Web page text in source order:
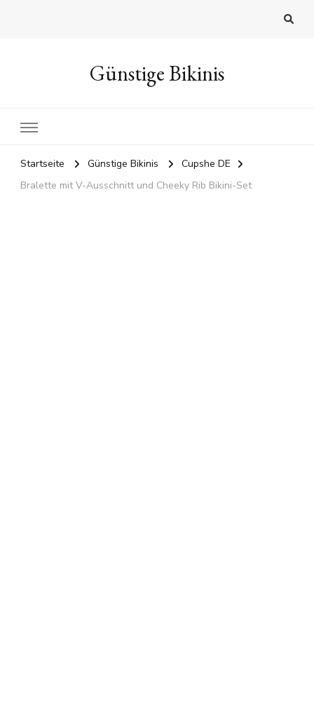
Günstige Bikinis
Startseite Günstige Bikinis
Cupshe DE
Bralette mit V-Ausschnitt und Cheeky Rib Bikini-Set